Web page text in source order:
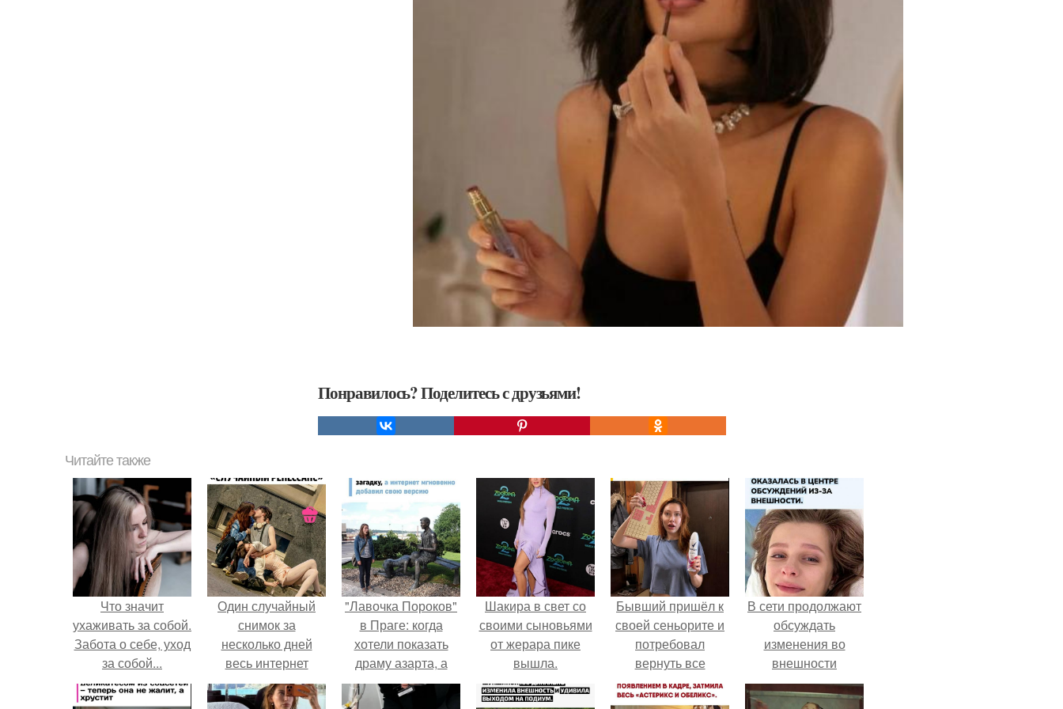
Понравилось? Поделитесь с друзьями!
Читайте также
Что значит
ухаживать за собой.
Забота о себе, уход
за собой...
Один случайный
снимок за
несколько дней
весь интернет
облетел.
"Лавочка Пороков"
в Праге: когда
хотели показать
драму азарта, а
получился 18+.
Шакира в свет со
своими сыновьями
от жерара пике
вышла.
Бывший пришёл к
своей сеньорите и
потребовал
вернуть все
подарки.
В сети продолжают
обсуждать
изменения во
внешности
актрисы.